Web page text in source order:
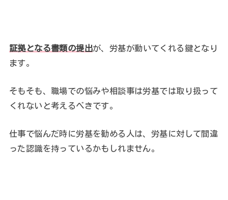
証拠となる書類の提出が、労基が動いてくれる鍵となり
ます。
そもそも、職場での悩みや相談事は労基では取り扱って
くれないと考えるべきです。
仕事で悩んだ時に労基を勧める人は、労基に対して間違
った認識を持っているかもしれません。